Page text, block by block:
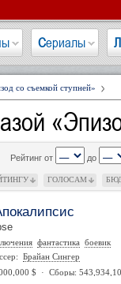
Сериалы
со съемкой ступней»
Рейтинг от до
ГОЛОСАМ
фантастика боевик
Брайан Сингер
$ · Сборы: